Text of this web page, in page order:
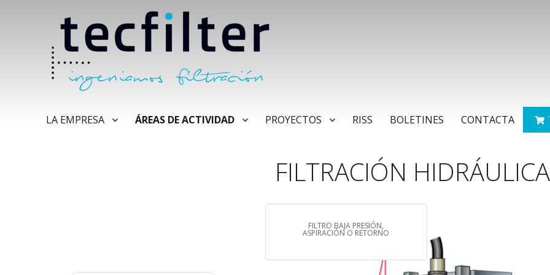
LA EMPRESA ÁREAS DE ACTIVIDAD PROYECTOS RISS BOLETINES CONTACTA
FILTRACIÓN HIDRÁULICA
FILTRO BAJA PRESIÓN,
ASPIRACIÓN O RETORNO